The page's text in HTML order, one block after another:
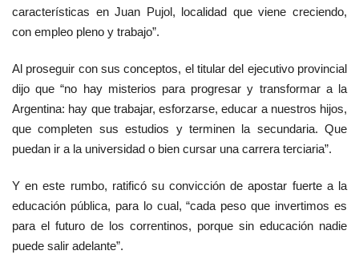
características en Juan Pujol, localidad que viene creciendo,
con empleo pleno y trabajo”.
Al proseguir con sus conceptos, el titular del ejecutivo provincial
dijo que “no hay misterios para progresar y transformar a la
Argentina: hay que trabajar, esforzarse, educar a nuestros hijos,
que completen sus estudios y terminen la secundaria. Que
puedan ir a la universidad o bien cursar una carrera terciaria”.
Y en este rumbo, ratificó su convicción de apostar fuerte a la
educación pública, para lo cual, “cada peso que invertimos es
para el futuro de los correntinos, porque sin educación nadie
puede salir adelante”.